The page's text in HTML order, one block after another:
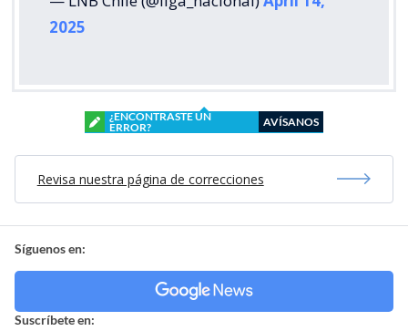
2025
¿ENCONTRASTE UN
ERROR?
AVÍSANOS
Revisa nuestra página de correcciones
Síguenos en:
Suscríbete en: